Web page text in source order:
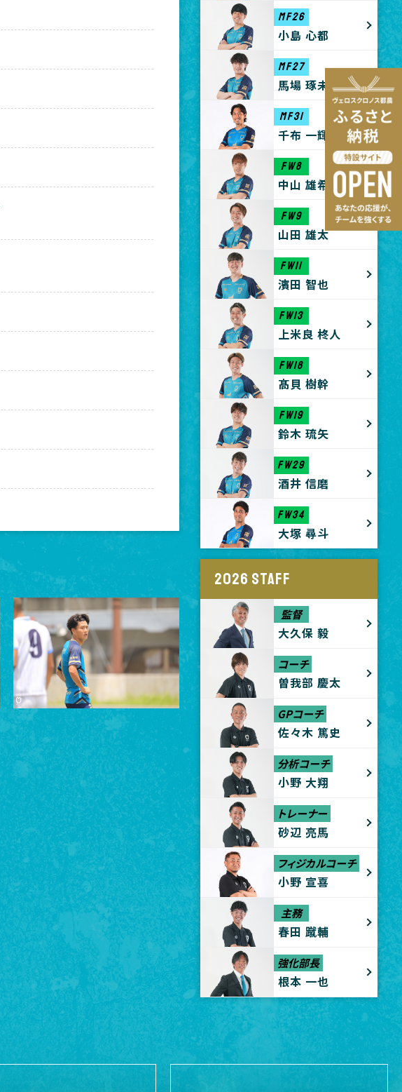
MF26
小島 心都
MF27
馬場 琢未
MF31
千布 一輝
FW8
中山 雄希
FW9
山田 雄太
FW11
濱田 智也
FW13
上米良 柊人
FW18
髙貝 樹幹
FW19
鈴木 琉矢
FW29
酒井 信磨
FW34
大塚 尋斗
2026 STAFF
監督
大久保 毅
コーチ
曽我部 慶太
GPコーチ
佐々木 篤史
分析コーチ
小野 大翔
トレーナー
砂辺 亮馬
フィジカルコーチ
小野 宣喜
主務
春田 蹴輔
強化部長
根本 一也